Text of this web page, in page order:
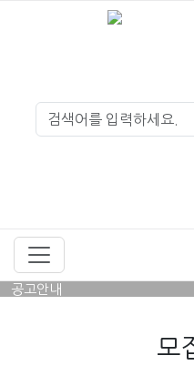
공고안내
모